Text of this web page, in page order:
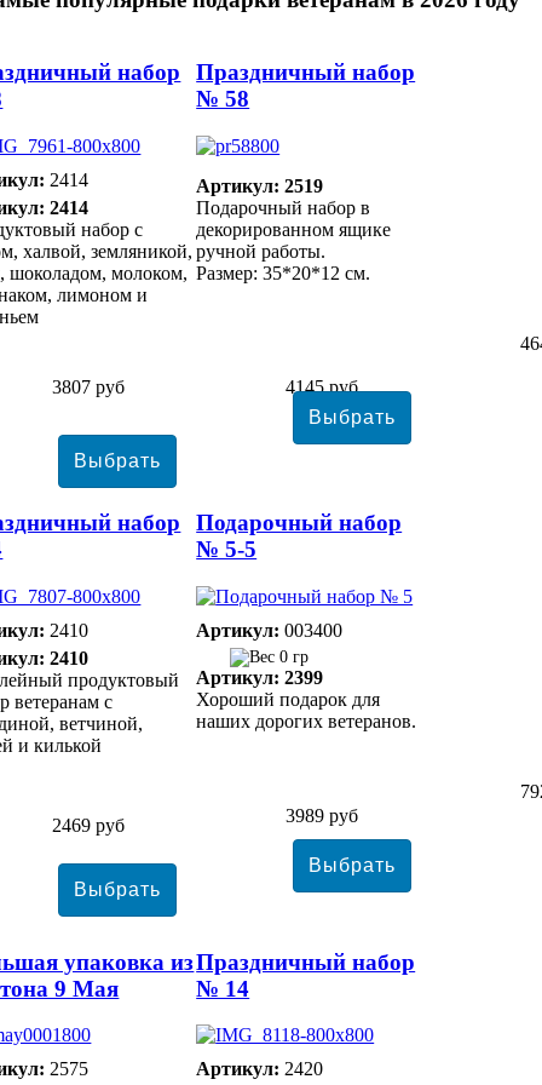
3807 руб
набор
2414
2414
набор с
халвой, земляникой,
шоколадом, молоком,
лимоном и
4145 руб
Праздничный набор
№ 58
Артикул: 2519
Подарочный набор в
декорированном ящике
ручной работы.
Размер: 35*20*12 см.
2469 руб
набор
2410
2410
продуктовый
ветеранам с
ветчиной,
и килькой
3989 руб
Подарочный набор
№ 5-5
Артикул: 003400
0 гр
Артикул: 2399
Хороший подарок для
наших дорогих ветеранов.
упаковка из
9 Мая
2575
Праздничный набор
№ 14
Артикул: 2420